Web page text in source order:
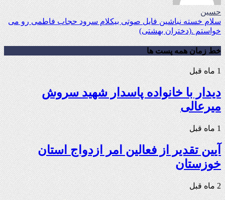
حسین
سلام خسته نباشین فایل صوتی بیکلام سرود حجاب فاطمی رو می
خواستم .(دختران بهشتی)
خط زمان همه پست ها
1 ماه قبل
دیدار با خانواده پاسدار شهید سروش
میرعالی
1 ماه قبل
آیین تقدیر از فعالین امر ازدواج استان
خوزستان
2 ماه قبل